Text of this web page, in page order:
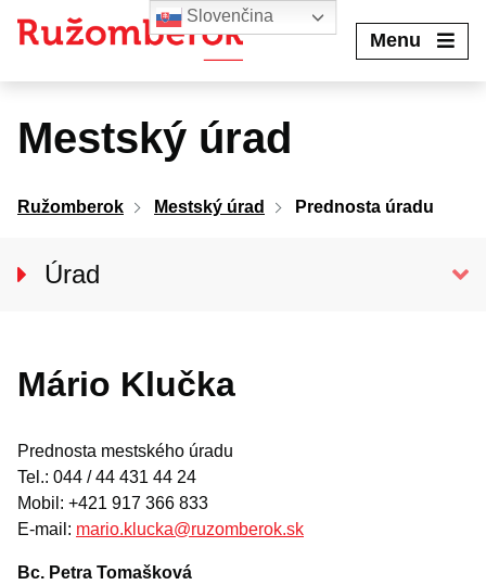
Menu
Mestský úrad
Ružomberok Mestský úrad Prednosta úradu
Úrad
Oddelenia MsÚ
Oznamy mesta
Životné situácie
Dokumenty, žiadosti a tlačivá
Pracuj pre mesto
úradu
Mário Klučka
Prednosta mestského úradu
Tel.: 044 / 44 431 44 24
Mobil: +421 917 366 833
E-mail: mario.klucka@ruzomberok.sk
Bc. Petra Tomašková
Slovenčina